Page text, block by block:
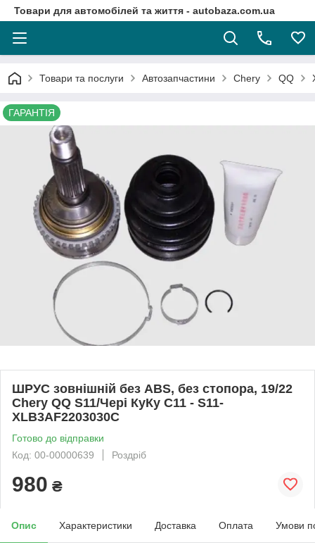
Товари для автомобілей та життя - autobaza.com.ua
Товари та послуги Автозапчастини Chery QQ
ГАРАНТІЯ
ШРУС зовнішній без ABS, без стопора, 19/22
Chery QQ S11/Чері КуКу С11 - S11-
XLB3AF2203030C
Готово до відправки
Код: 00-00000639
Роздріб
980 ₴
Опис Характеристики Доставка Оплата Умови